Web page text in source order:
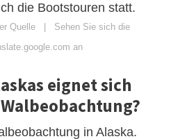
die Bootstouren statt.
Quelle | Sehen Sie sich die
an
eignet sich
in Alaska.